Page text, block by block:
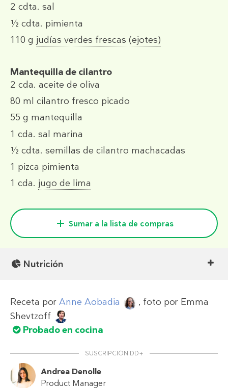
2 cdta. sal
½ cdta. pimienta
110 g judías verdes frescas (ejotes)
Mantequilla de cilantro
2 cda. aceite de oliva
80 ml cilantro fresco picado
55 g mantequilla
1 cda. sal marina
½ cdta. semillas de cilantro machacadas
1 pizca pimienta
1 cda. jugo de lima
Sumar a la lista de compras
Nutrición
Receta por Anne Aobadia , foto por Emma
Shevtzoff
Probado en cocina
SUSCRIPCIÓN DD+
Andrea Denolle
Product Manager